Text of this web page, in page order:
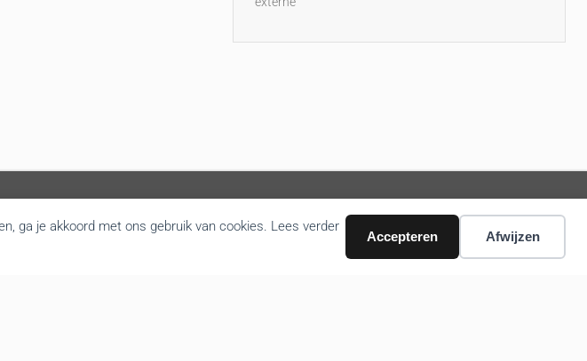
ga je akkoord met ons gebruik van cookies. Lees verder
Accepteren Afwijzen